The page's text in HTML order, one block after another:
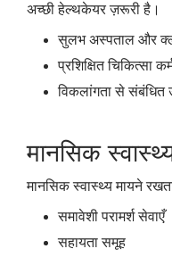
अच्छी हेल्थकेयर ज़रूरी है।
सुलभ अस्पताल और
प्रशिक्षित चिकित्सा
विकलांगता से संबंधित
मानसिक
मानसिक स्वास्थ्य मायने
समावेशी परामर्श सेवाएँ
सहायता समूह